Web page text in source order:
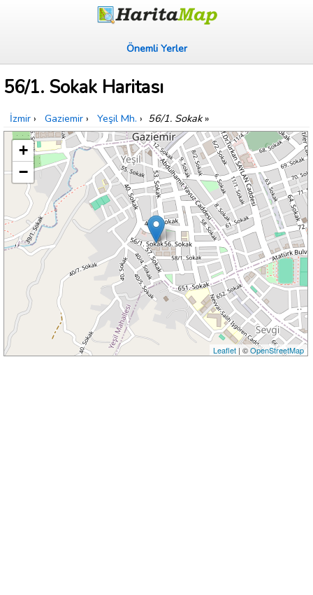
Önemli Yerler
56/1. Sokak Haritası
İzmir › Gaziemir › Yeşil Mh. › 56/1. Sokak»
+
−
Leaflet| ©OpenStreetMap